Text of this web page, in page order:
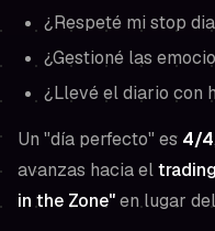
¿Respeté mi stop
¿Gestioné las
¿Llevé el diario con
Un "día perfecto" es 4/4
avanzas hacia el
in the Zone"en lugar